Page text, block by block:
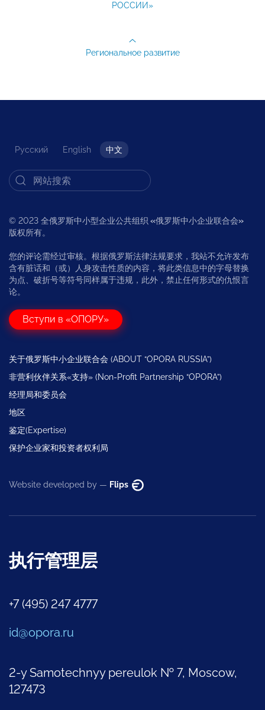
РОССИИ»
Региональное развитие
Русский English 中文
© 2023 全俄罗斯中小型企业公共组织 «俄罗斯中小企业联合会»
版权所有。
您的评论需经过审核。根据俄罗斯法律法规要求，我站不允许发布
含有脏话和（或）人身攻击性质的内容，将此类信息中的字母替换
为点、破折号等符号同样属于违规，此外，禁止任何形式的仇恨言
论。
Вступи в «ОПОРУ»
关于俄罗斯中小企业联合会 (ABOUT “OPORA RUSSIA”)
非营利伙伴关系«支持» (Non-Profit Partnership “OPORA”)
经理局和委员会
地区
鉴定(Expertise)
保护企业家和投资者权利局
Website developed by — Flips
执行管理层
+7 (495) 247 4777
id@opora.ru
2-y Samotechnyy pereulok № 7, Moscow,
127473